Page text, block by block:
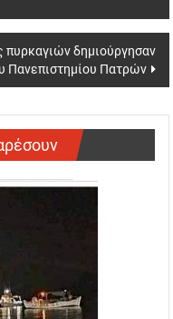
δημιούργησαν
Πανεπιστημίου Πατρών